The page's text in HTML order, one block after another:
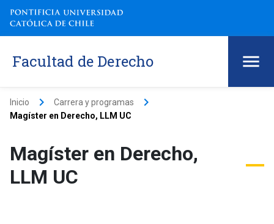
Facultad de Derecho
Inicio keyboard_arrow_right Carrera y programas keyboard_arrow_right
Magíster en Derecho, LLM UC
Magíster en Derecho,
LLM UC